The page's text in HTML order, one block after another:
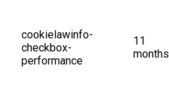
cookielawinfo-
checkbox-
performance
11
months